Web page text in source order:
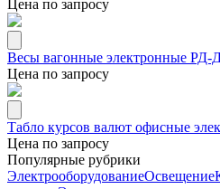
Цена по запросу
Весы вагонные электронные РД-
Цена по запросу
Табло курсов валют офисные
Цена по запросу
Популярные рубрики
ЭлектрооборудованиеОсвещение